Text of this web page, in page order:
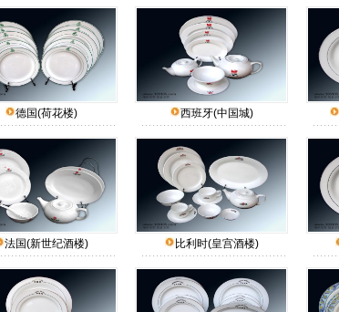
德国(荷花楼) 西班牙(中国城)
法国(新世纪酒楼) 比利时(皇宫酒楼)